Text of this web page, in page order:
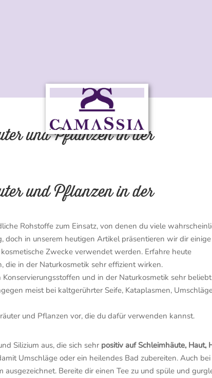
und Pflanzen in der
und Pflanzen in der
Rohstoffe zum Einsatz, von denen du viele
doch in unserem heutigen Artikel präsentieren wir dir einige
Zwecke verwendet werden. Erfahre heute
die in der Naturkosmetik sehr effizient wirken.
und in der Naturkosmetik sehr beliebt
meist bei kaltgerührter Seife, Kataplasmen,
und Pflanzen vor, die du dafür verwenden kannst.
Silizium aus, die sich sehr positiv auf Schleimhäute, Haut,
Umschläge oder ein heilendes Bad zubereiten. Auch bei
Bereite dir einen Tee zu und spüle und